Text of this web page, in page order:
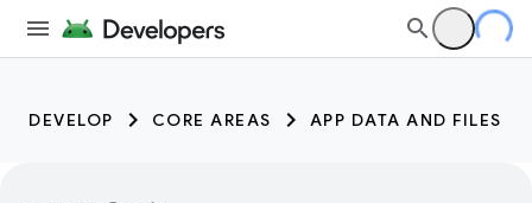
DEVELOP CORE AREAS APP DATA AND FILES